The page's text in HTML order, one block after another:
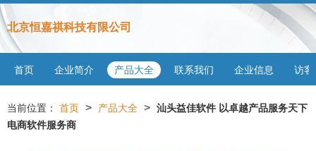
北京恒嘉祺科技有限公司
首页 企业简介 产品大全 联系我们 企业信息 访客
当前位置： 首页 > 产品大全 > 汕头益佳软件 以卓越产品服务天下
电商软件服务商